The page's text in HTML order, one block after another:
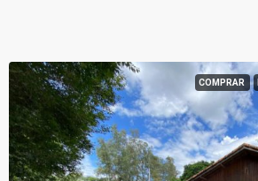
COMPRAR